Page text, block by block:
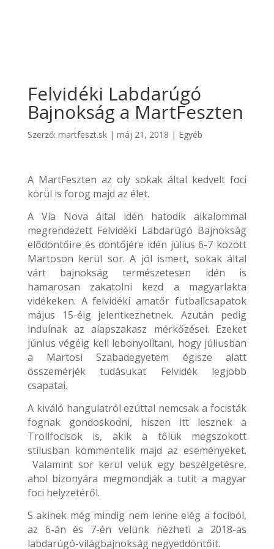
Felvidéki Labdarúgó
Bajnokság a MartFeszten
Szerző: martfeszt.sk| máj 21, 2018 | Egyéb
A MartFeszten az oly sokak által kedvelt foci
körül is forog majd az élet.
A Via Nova által idén hatodik alkalommal
megrendezett Felvidéki Labdarúgó Bajnokság
elődöntőire és döntőjére idén július 6-7 között
Martoson kerül sor. A jól ismert, sokak által
várt bajnokság természetesen idén is
hamarosan zakatolni kezd a magyarlakta
vidékeken. A felvidéki amatőr futballcsapatok
május 15-éig jelentkezhetnek. Azután pedig
indulnak az alapszakasz mérkőzései. Ezeket
június végéig kell lebonyolítani, hogy júliusban
a Martosi Szabadegyetem égisze alatt
összemérjék tudásukat Felvidék legjobb
csapatai.
A kiváló hangulatról ezúttal nemcsak a focisták
fognak gondoskodni, hiszen itt lesznek a
Trollfocisok is, akik a tőlük megszokott
stílusban kommentelik majd az eseményeket.
Valamint sor kerül velük egy beszélgetésre,
ahol bizonyára megmondják a tutit a magyar
foci helyzetéről.
S akinek még mindig nem lenne elég a fociból,
az 6-án és 7-én velünk nézheti a 2018-as
labdarúgó-világbajnokság negyeddöntőit.